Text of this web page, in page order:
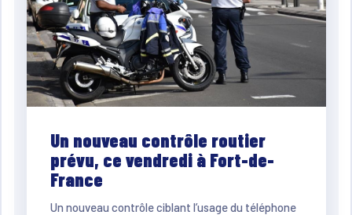
Un nouveau contrôle routier
prévu, ce vendredi à Fort-de-
France
Un nouveau contrôle ciblant l’usage du téléphone